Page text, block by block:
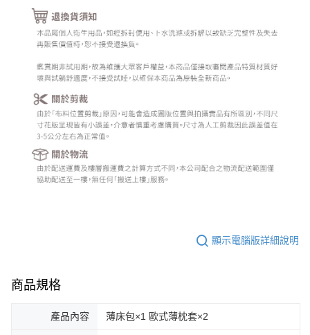
顯示電腦版詳細說明
商品規格
產品內容 薄床包×1 歐式薄枕套×2